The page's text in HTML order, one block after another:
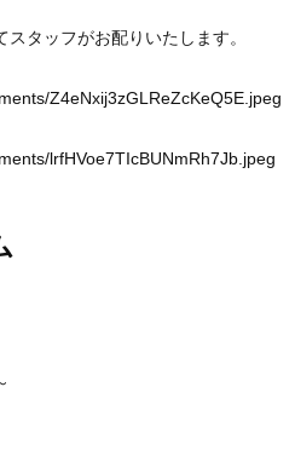
タッフがお配りいたします。
Z4eNxij3zGLReZcKeQ5E.jpeg
lrfHVoe7TIcBUNmRh7Jb.jpeg